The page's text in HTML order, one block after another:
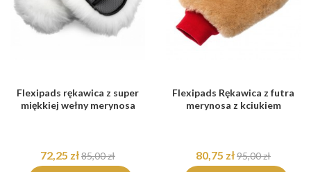
Flexipads rękawica z super
miękkiej wełny merynosa
72,25 zł85,00 zł
Flexipads Rękawica z futra
merynosa z kciukiem
80,75 zł95,00 zł